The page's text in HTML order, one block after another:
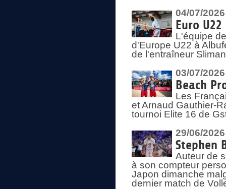
04/07/2026
Euro
L'équipe
d'Europe U22 à
de l'entraîneur
03/07/2026
Beach
Les
et Arnaud Gauthier-
tournoi Elite 16 de
29/06/2026
Stephen
Auteur de
à son compteur
Japon dimanche
dernier match de